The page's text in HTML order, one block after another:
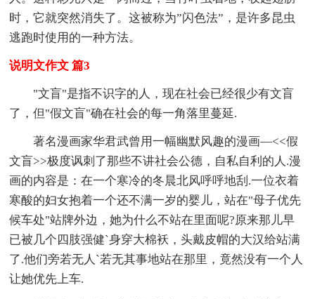
时，它就突然消失了。这被称为”闪色法”，是许多昆虫
逃跑时使用的一种方法。
说明文作文 篇3
"文盲"是指不识字的人，现在社会已经很少有文盲
了，但"假文盲"确在社会的每一角落里蔓延.
著名漫画家华君武曾用一幅幽默风趣的漫画—<<假
文盲>>极度讽刺了那些不讲社会公德，自私自利的人.漫
画的内容是：在一个寒冷的冬晨北风呼呼地刮.一位衣着
寒酸的妇女抱着一个还不满一岁的婴儿，站在"母子优先
候车处"站牌外边，她为什么不站在里面呢?原来那儿早
已被几个四肢强健`身穿大棉袄，头戴皮帽的大汉给站满
了.他们旁若无人`若无其事地站在那里，竟然没有一个人
让她优先上车.